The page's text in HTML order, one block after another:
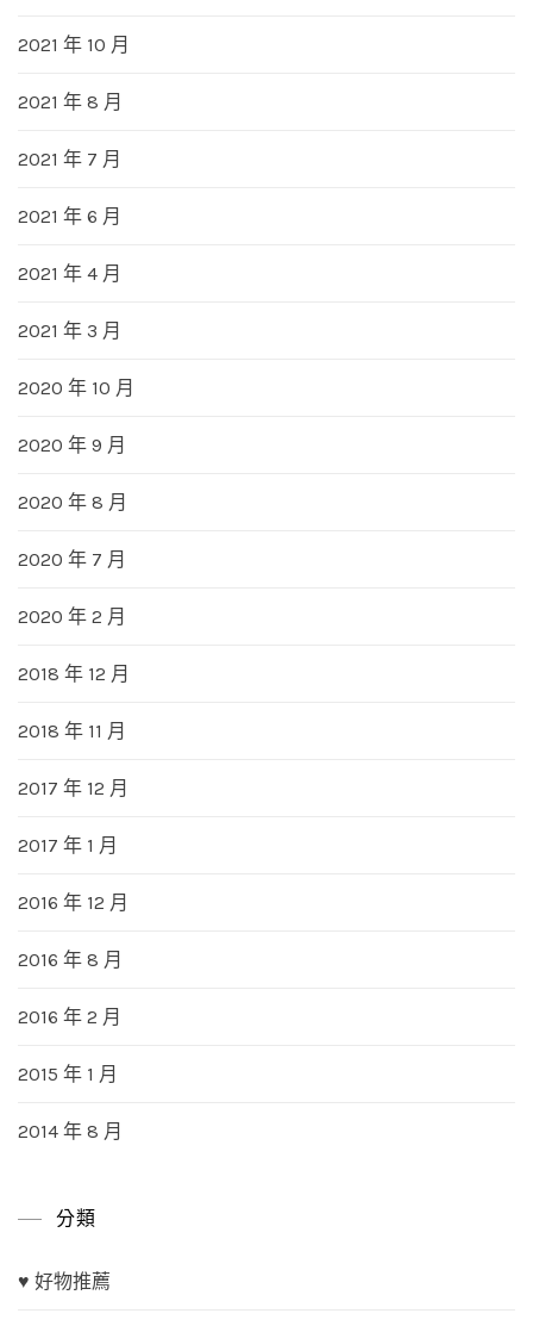
2021 年 10 月
2021 年 8 月
2021 年 7 月
2021 年 6 月
2021 年 4 月
2021 年 3 月
2020 年 10 月
2020 年 9 月
2020 年 8 月
2020 年 7 月
2020 年 2 月
2018 年 12 月
2018 年 11 月
2017 年 12 月
2017 年 1 月
2016 年 12 月
2016 年 8 月
2016 年 2 月
2015 年 1 月
2014 年 8 月
分類
♥ 好物推薦